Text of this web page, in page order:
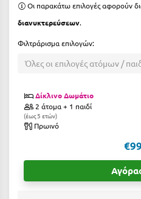
Ερέτρια
Εύβοια
Ζάκυνθος
Οι παρακάτω επιλογές αφορούν
διανυκτερεύσεων.
Φιλτράρισμα επιλογών:
Όλες οι επιλογές ατόμων /
Δίκλινο Δωμάτιο
2 άτομα + 1 παιδί
έως 5 ετών
Πρωινό
€99